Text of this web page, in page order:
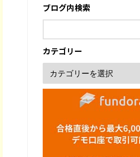
ブログ内検索
カテゴリー